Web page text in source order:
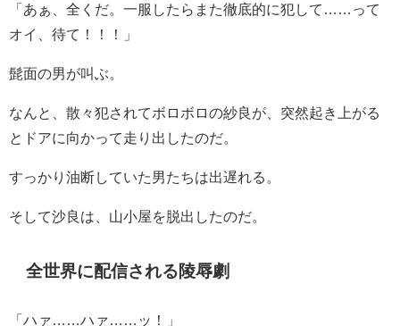
「あぁ、全くだ。一服したらまた徹底的に犯して……って
オイ、待て！！！」
髭面の男が叫ぶ。
なんと、散々犯されてボロボロの紗良が、突然起き上がる
とドアに向かって走り出したのだ。
すっかり油断していた男たちは出遅れる。
そして沙良は、山小屋を脱出したのだ。
全世界に配信される陵辱劇
「ハァ……ハァ……ッ！」